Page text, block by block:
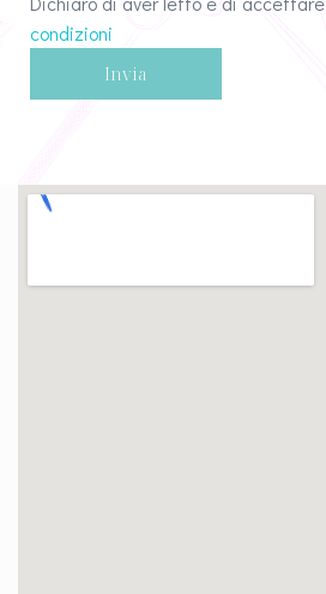
condizioni